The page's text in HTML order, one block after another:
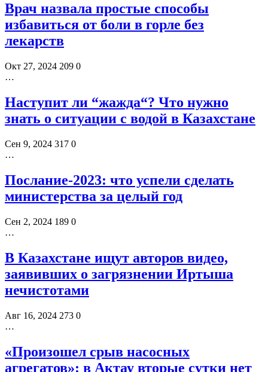
Врач назвала простые способы
избавиться от боли в горле без
лекарств
Окт 27, 2024 209 0
…
Наступит ли “жажда“? Что нужно
знать о ситуации с водой в Казахстане
Сен 9, 2024 317 0
…
Послание-2023: что успели сделать
министерства за целый год
Сен 2, 2024 189 0
…
В Казахстане ищут авторов видео,
заявивших о загрязнении Иртыша
нечистотами
Авг 16, 2024 273 0
…
«Произошел срыв насосных
агрегатов»: в Актау вторые сутки нет